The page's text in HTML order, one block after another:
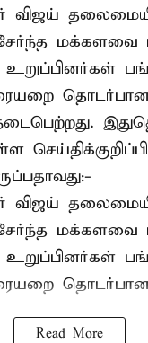
விஜய்
மக்களவை
விஜய்
மக்களவை
Read More